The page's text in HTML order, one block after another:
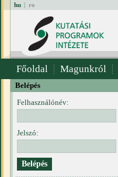
hu | ro
Főoldal Magunkról
Belépés
Felhasználónév:
Jelszó: